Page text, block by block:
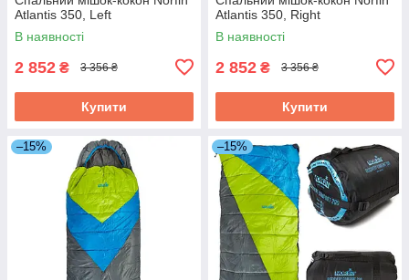
Atlantis 350, Left
В наявності
2 852 ₴ 3 356 ₴
Купити
Atlantis 350, Right
В наявності
2 852 ₴ 3 356 ₴
Купити
–15% –15%